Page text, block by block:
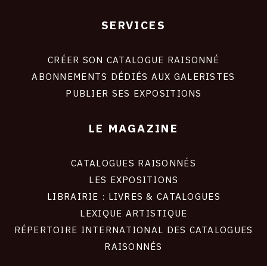
SERVICES
CRÉER SON CATALOGUE RAISONNÉ
ABONNEMENTS DÉDIÉS AUX GALERISTES
PUBLIER SES EXPOSITIONS
LE MAGAZINE
CATALOGUES RAISONNÉS
LES EXPOSITIONS
LIBRAIRIE : LIVRES & CATALOGUES
LEXIQUE ARTISTIQUE
RÉPERTOIRE INTERNATIONAL DES CATALOGUES
RAISONNÉS